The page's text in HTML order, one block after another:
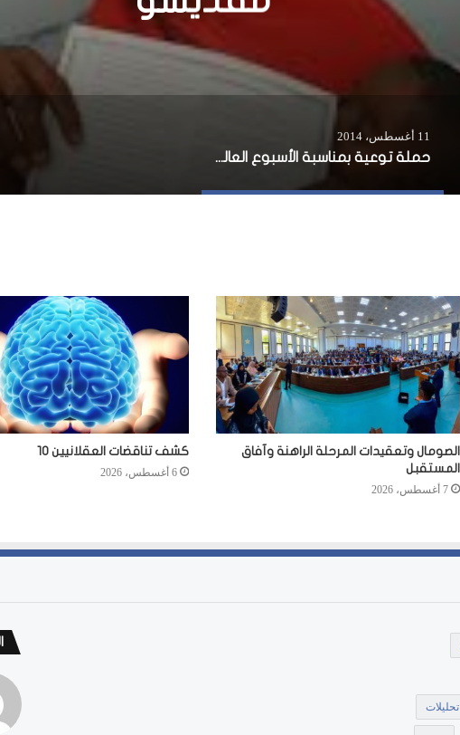
11 أغسطس، 2014
حملة توعية بمناسبة الأسبوع العالمي للرضاعة الطبيعية في مقديشو
الصومال وتعقيدات المرحلة الراهنة وآفاق
المستقبل
7 أغسطس، 2026
كشف تناقضات العقلانيين 10
6 أغسطس، 2026
تحليلات